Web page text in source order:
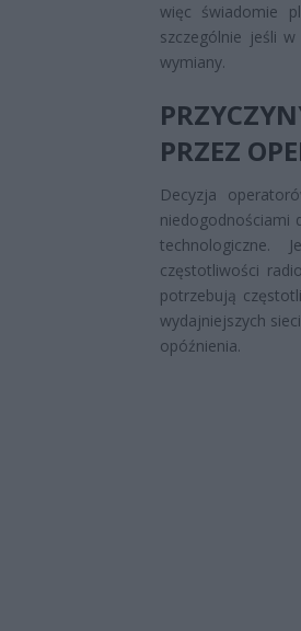
więc świadomie
szczególnie jeśli
wymiany.
PRZEZ
Decyzja
niedogodnościami
technologiczne.
częstotliwości
potrzebują
wydajniejszych
opóźnienia.